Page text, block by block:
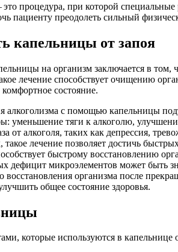
процедура, при которой специальные
пациенту преодолеть сильный
капельницы от запоя
на организм заключается в
лечение способствует очищению
состояние.
алкоголизма с помощью капельницы
уменьшение тяги к алкоголю,
от алкоголя, таких как депрессия,
лечение позволяет достичь
быстрому восстановлению
дефицит микроэлементов может быть
восстановления организма после
общее состояние здоровья.
которые используются в